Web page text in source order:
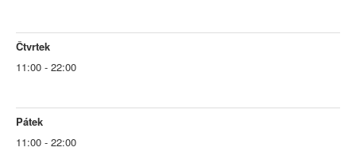
Čtvrtek
11:00 - 22:00
Pátek
11:00 - 22:00